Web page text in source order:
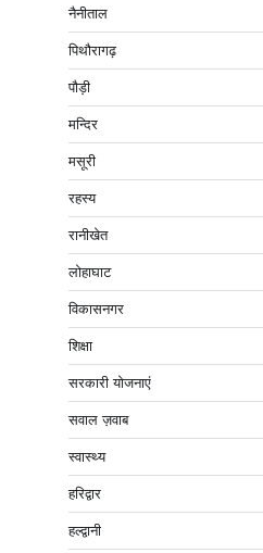
नैनीताल
पिथौरागढ़
पौड़ी
मन्दिर
मसूरी
रहस्य
रानीखेत
लोहाघाट
विकासनगर
शिक्षा
सरकारी योजनाएं
सवाल ज़वाब
स्वास्थ्य
हरिद्वार
हल्द्वानी